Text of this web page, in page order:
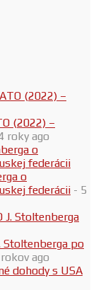
(2022) –
roky ago
o
federácii - 5
Stoltenberga po
ago